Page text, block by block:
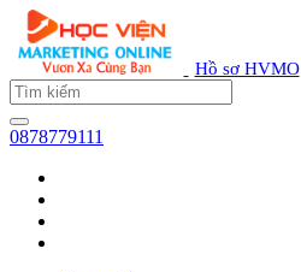
Hồ sơ HVMO
0878779111